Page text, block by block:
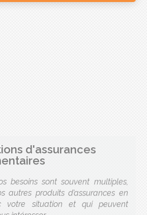
intéresser.
ASSURANCE
multirisque habitation